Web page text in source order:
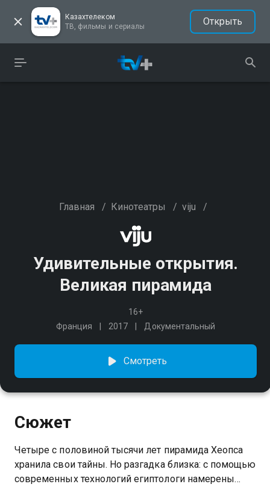
Казахтелеком
ТВ, фильмы и сериалы
Открыть
Главная / Кинотеатры / viju /
Удивительные открытия.
Великая пирамида
16+
Франция
2017 Документальный
Смотреть
Сюжет
Четыре с половиной тысячи лет пирамида Хеопса
хранила свои тайны. Но разгадка близка: с помощью
современных технологий египтологи намерены